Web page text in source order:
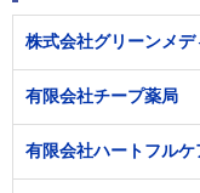
株式会社グリーンメデ
有限会社チープ薬局
有限会社ハートフルケ